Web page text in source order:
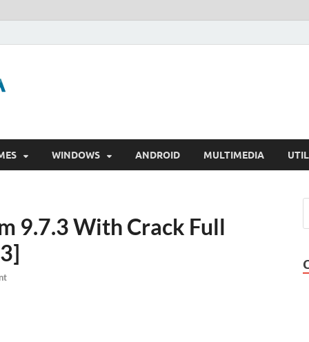
WINDOWS ANDROID MULTIMEDIA
9.7.3 With Crack Full